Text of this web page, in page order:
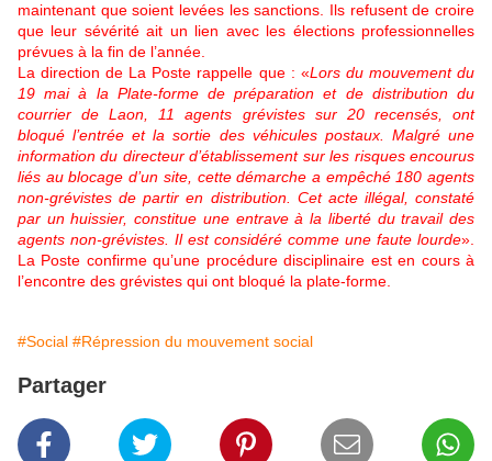
maintenant que soient levées les sanctions. Ils refusent de croire
que leur sévérité ait un lien avec les élections professionnelles
prévues à la fin de l’année.
La direction de La Poste rappelle que : «Lors du mouvement du
19 mai à la Plate-forme de préparation et de distribution du
courrier de Laon, 11 agents grévistes sur 20 recensés, ont
bloqué l’entrée et la sortie des véhicules postaux. Malgré une
information du directeur d’établissement sur les risques encourus
liés au blocage d’un site, cette démarche a empêché 180 agents
non-grévistes de partir en distribution. Cet acte illégal, constaté
par un huissier, constitue une entrave à la liberté du travail des
agents non-grévistes. Il est considéré comme une faute lourde».
La Poste confirme qu’une procédure disciplinaire est en cours à
l’encontre des grévistes qui ont bloqué la plate-forme.
#Social #Répression du mouvement social
Partager